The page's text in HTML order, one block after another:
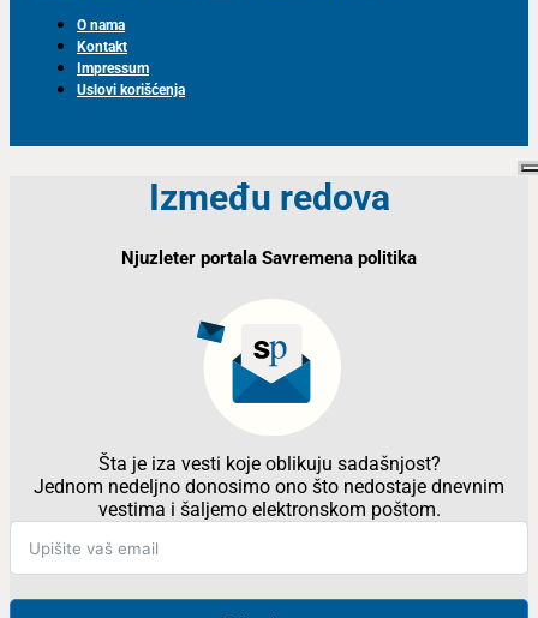
O nama
Kontakt
Impressum
Uslovi korišćenja
Između redova
Njuzleter portala Savremena politika
Šta je iza vesti koje oblikuju sadašnjost?
Jednom nedeljno donosimo ono što nedostaje dnevnim
vestima i šaljemo elektronskom poštom.